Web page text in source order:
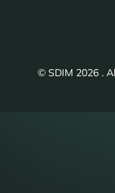
© SDIM 2026 .